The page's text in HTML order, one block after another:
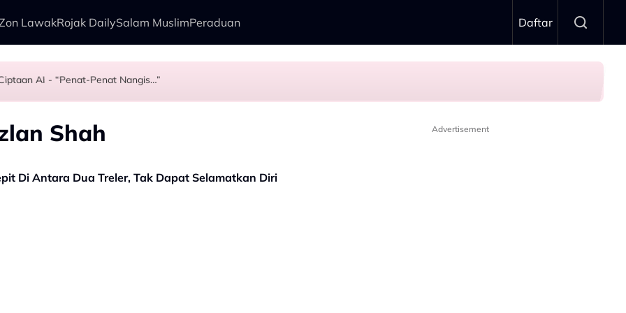
LawakRojak DailySalam MuslimPeraduan Daftar
DoktorAI - “Penat-Penat Nangis…”
Kongsi Rahsia - “Ajaran Dari Arwah Bapa, Sebelum Tidur…”
Shah
Di Antara Dua Treler, Tak Dapat Selamatkan Diri
Advertisement